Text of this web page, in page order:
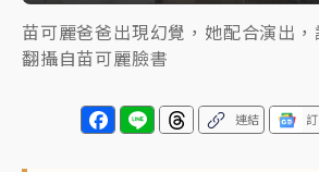
白海豚颱風解除海警 西南風來了！
地午後雷雨
分析｜ 7月營收甫首破單月9000億
苗可麗爸爸出現幻覺，她配合演出，
翻攝自苗可麗臉書
連結